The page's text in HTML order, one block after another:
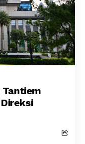
Tantiem